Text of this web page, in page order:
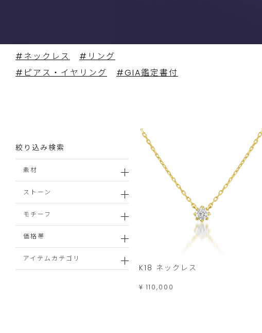
#ネックレス
#リング
#ピアス・イヤリング
#GIA鑑定書付
絞り込み検索
素材
ストーン
モチーフ
価格帯
アイテムカテゴリ
K18 ネックレス
¥ 110,000